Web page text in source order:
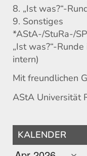
8. „Ist was?“-
9. Sonstiges
*AStA-/StuRa-/
„Ist was?“-
intern)
Mit freundlichen
AStA Universität
KALENDER